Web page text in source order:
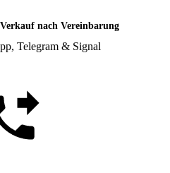
nach Vereinbarung
Telegram & Signal